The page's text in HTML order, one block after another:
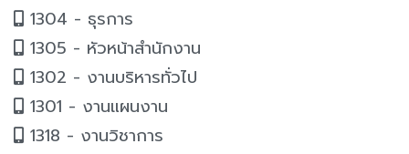
1304 - ธุรการ
1305 - หัวหน้าสำนักงาน
1302 - งานบริหารทั่วไป
1301 - งานแผนงาน
1318 - งานวิชาการ